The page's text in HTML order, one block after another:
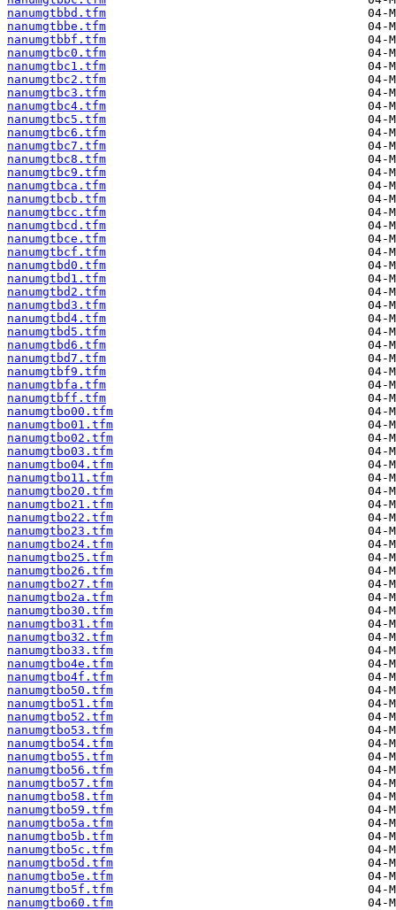
nanumgtbbd.tfm
nanumgtbbe.tfm
nanumgtbbf.tfm
nanumgtbc0.tfm
nanumgtbc1.tfm
nanumgtbc2.tfm
nanumgtbc3.tfm
nanumgtbc4.tfm
nanumgtbc5.tfm
nanumgtbc6.tfm
nanumgtbc7.tfm
nanumgtbc8.tfm
nanumgtbc9.tfm
nanumgtbca.tfm
nanumgtbcb.tfm
nanumgtbcc.tfm
nanumgtbcd.tfm
nanumgtbce.tfm
nanumgtbcf.tfm
nanumgtbd0.tfm
nanumgtbd1.tfm
nanumgtbd2.tfm
nanumgtbd3.tfm
nanumgtbd4.tfm
nanumgtbd5.tfm
nanumgtbd6.tfm
nanumgtbd7.tfm
nanumgtbf9.tfm
nanumgtbfa.tfm
nanumgtbff.tfm
nanumgtbo00.tfm
nanumgtbo01.tfm
nanumgtbo02.tfm
nanumgtbo03.tfm
nanumgtbo04.tfm
nanumgtbo11.tfm
nanumgtbo20.tfm
nanumgtbo21.tfm
nanumgtbo22.tfm
nanumgtbo23.tfm
nanumgtbo24.tfm
nanumgtbo25.tfm
nanumgtbo26.tfm
nanumgtbo27.tfm
nanumgtbo2a.tfm
nanumgtbo30.tfm
nanumgtbo31.tfm
nanumgtbo32.tfm
nanumgtbo33.tfm
nanumgtbo4e.tfm
nanumgtbo4f.tfm
nanumgtbo50.tfm
nanumgtbo51.tfm
nanumgtbo52.tfm
nanumgtbo53.tfm
nanumgtbo54.tfm
nanumgtbo55.tfm
nanumgtbo56.tfm
nanumgtbo57.tfm
nanumgtbo58.tfm
nanumgtbo59.tfm
nanumgtbo5a.tfm
nanumgtbo5b.tfm
nanumgtbo5c.tfm
nanumgtbo5d.tfm
nanumgtbo5e.tfm
nanumgtbo5f.tfm
nanumgtbo60.tfm